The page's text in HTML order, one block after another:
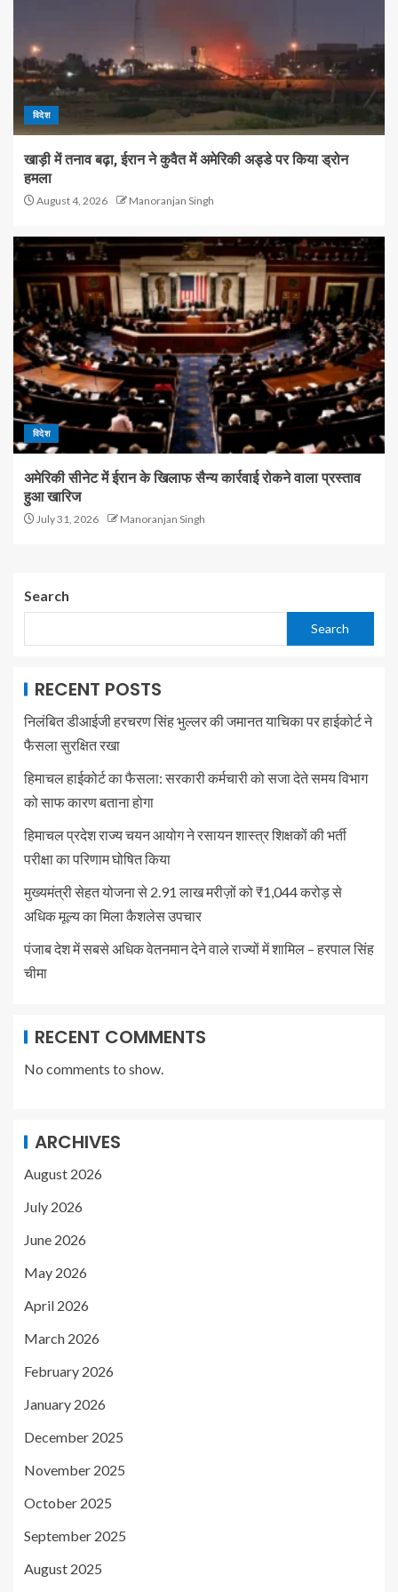
विदेश
खाड़ी में तनाव बढ़ा, ईरान ने कुवैत में अमेरिकी अड्डे पर किया ड्रोन
हमला
August 4, 2026 Manoranjan Singh
विदेश
अमेरिकी सीनेट में ईरान के खिलाफ सैन्य कार्रवाई रोकने वाला प्रस्ताव
हुआ खारिज
July 31, 2026 Manoranjan Singh
Search
Search
RECENT POSTS
निलंबित डीआईजी हरचरण सिंह भुल्लर की जमानत याचिका पर हाईकोर्ट ने
फैसला सुरक्षित रखा
हिमाचल हाईकोर्ट का फैसला: सरकारी कर्मचारी को सजा देते समय विभाग
को साफ कारण बताना होगा
हिमाचल प्रदेश राज्य चयन आयोग ने रसायन शास्त्र शिक्षकों की भर्ती
परीक्षा का परिणाम घोषित किया
मुख्यमंत्री सेहत योजना से 2.91 लाख मरीज़ों को ₹1,044 करोड़ से
अधिक मूल्य का मिला कैशलेस उपचार
पंजाब देश में सबसे अधिक वेतनमान देने वाले राज्यों में शामिल – हरपाल सिंह
चीमा
RECENT COMMENTS
No comments to show.
ARCHIVES
August 2026
July 2026
June 2026
May 2026
April 2026
March 2026
February 2026
January 2026
December 2025
November 2025
October 2025
September 2025
August 2025